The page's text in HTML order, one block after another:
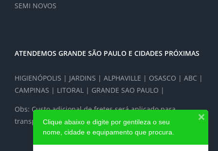
SEMI NOVOS
ATENDEMOS GRANDE SÃO PAULO E CIDADES PRÓXIMAS
HIGIENÓPOLIS | JARDINS | ALPHAVILLE | OSASCO | ABC |
CAMPINAS | LITORAL | GRANDE SAO PAULO |
Obs: Custo adicional de fretes será aplicado para
transporte a cidades vizinhas
Clique abaixo e digite por gentileza o seu
nome, cidade e equipamento que procura.